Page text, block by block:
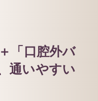
「口腔外バ
通いやすい